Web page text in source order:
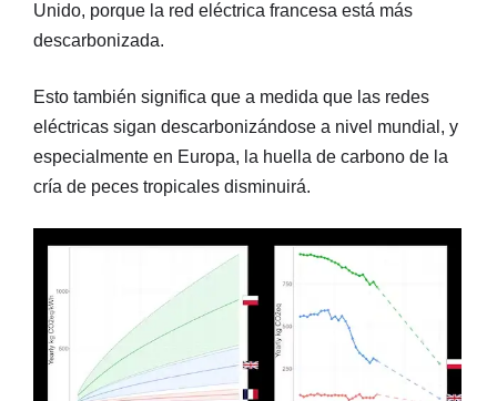
Unido, porque la red eléctrica francesa está más
descarbonizada.
Esto también significa que a medida que las redes
eléctricas sigan descarbonizándose a nivel mundial, y
especialmente en Europa, la huella de carbono de la
cría de peces tropicales disminuirá.